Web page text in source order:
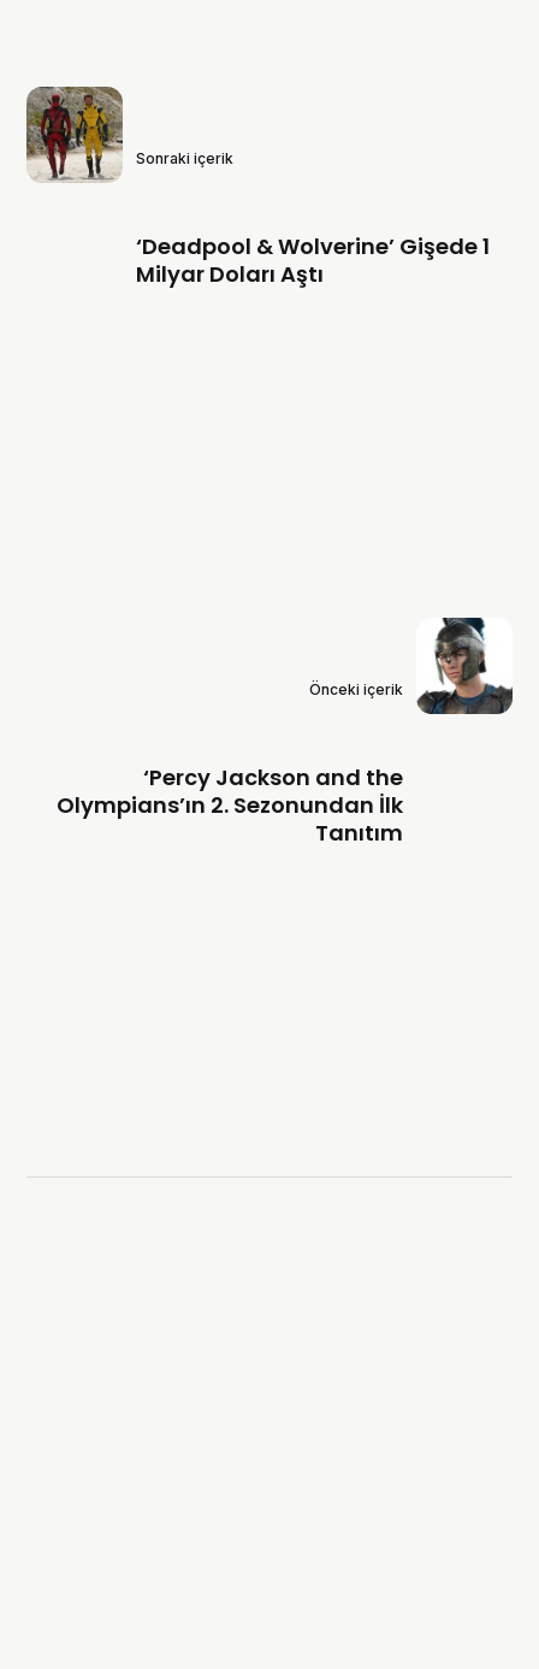
Sonraki içerik
‘Deadpool & Wolverine’ Gişede 1
Milyar Doları Aştı
Önceki içerik
‘Percy Jackson and the
Olympians’ın 2. Sezonundan İlk
Tanıtım